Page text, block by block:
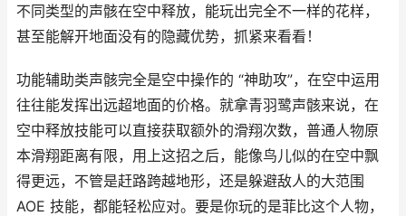
不同类型的声骸在空中释放，能玩出完全不一样的花样，
甚至能解开地面没有的隐藏优势，抓紧来看看！
功能辅助类声骸完全是空中操作的 “神助攻”，在空中运用
往往能发挥出远超地面的价格。就拿青羽鹭声骸来说，在
空中释放技能可以直接获取额外的滑翔次数，普通人物原
本滑翔距离有限，用上这招之后，能像鸟儿似的在空中飘
得更远，不管是赶路跨越地形，还是躲避敌人的大范围
AOE 技能，都能轻松应对。要是你玩的是菲比这个人物，